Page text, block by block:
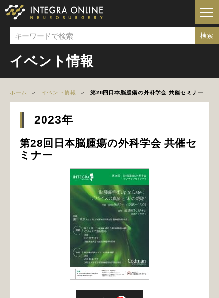
イベント情報
ホーム イベント情報 第28回日本脳腫瘍の外科学会 共催セミナー
2023年
第28回日本脳腫瘍の外科学会 共催セ
ミナー